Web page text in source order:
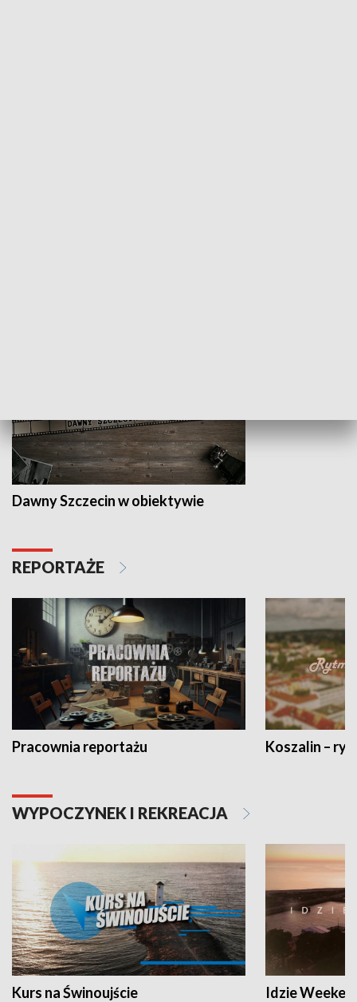
Dawny Szczecin w obiektywie
REPORTAŻE
Pracownia reportażu Koszalin –
WYPOCZYNEK I REKREACJA
Kurs na Świnoujście Idzie